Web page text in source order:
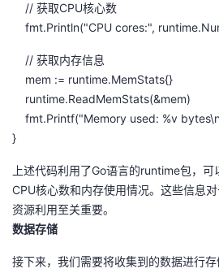
注
开
发
者
堂
我
的
我
的
Programs
我
的
支
我
的
我
// 获取CPU核心数
fmt.Println("CPU cores:",
// 获取内存信息
mem := runtime.MemStats{}
runtime.ReadMemStats(&mem)
fmt.Printf("Memory used: %v
}
上述代码利用了Go语言的runtime包，可
CPU核心数和内存使用情况。这些信息
资源利用至关重要。
数据存储
接下来，我们需要将收集到的数据进行